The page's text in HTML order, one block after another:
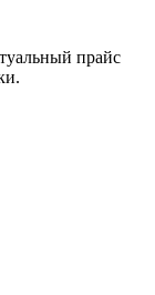
прайс